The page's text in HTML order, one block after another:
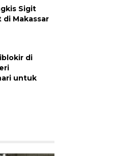
Sigit
Makassar
di
untuk